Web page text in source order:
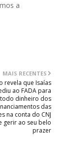
a
MAIS RECENTES
revela que Isaías
ao FADA para
dinheiro dos
das
na conta do CNJ
gerir ao seu belo
prazer